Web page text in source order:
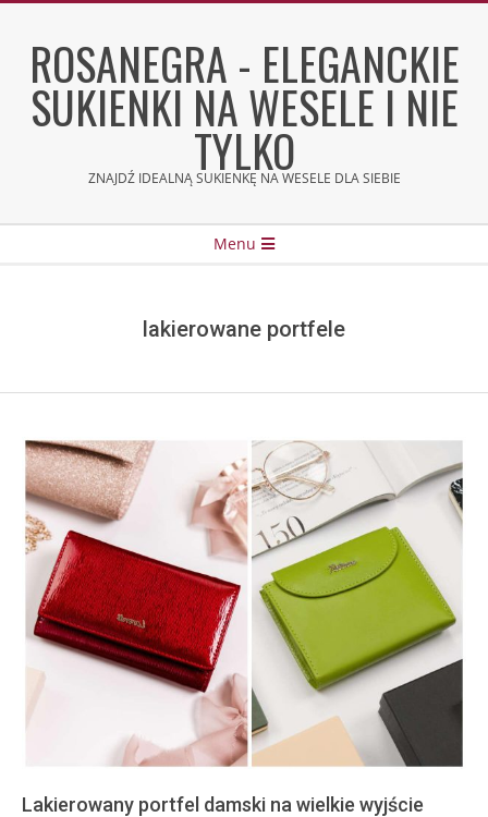
contentROSANEGRA - ELEGANCKIE
SUKIENKI NA WESELE I NIE
TYLKO
ZNAJDŹ IDEALNĄ SUKIENKĘ NA WESELE DLA SIEBIE
Menu
lakierowane portfele
Lakierowany portfel damski na wielkie wyjście